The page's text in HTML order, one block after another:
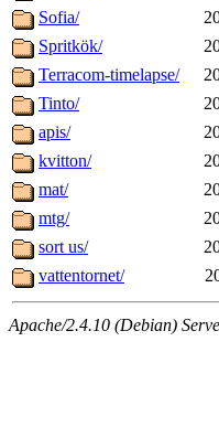
Sofia/
Spritkök/
Terracom-timelapse/
Tinto/
apis/
kvitton/
mat/
mtg/
sort us/
vattentornet/
Apache/2.4.10 (Debian)